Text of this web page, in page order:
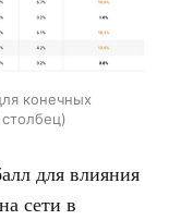
конечных
для влияния
сети в